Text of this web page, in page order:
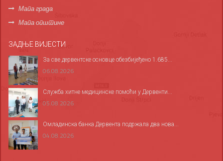
Мапа града
Мапа општине
ЗАДЊЕ ВИЈЕСТИ
За све дервентске основце обезбијеђено 1.685...
06.08.2026
Служба хитне медицинске помоћи у Дервенти...
05.08.2026
Омладинска банка Дервента подржала два нова...
04.08.2026